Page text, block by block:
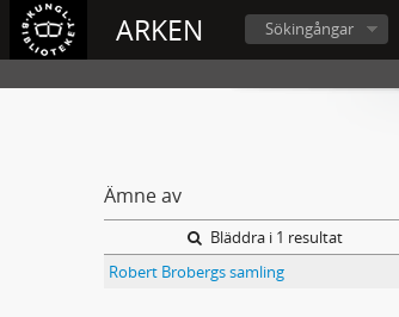
ARKEN Sökingångar
Ämne av
Bläddra i 1 resultat
Robert Brobergs samling